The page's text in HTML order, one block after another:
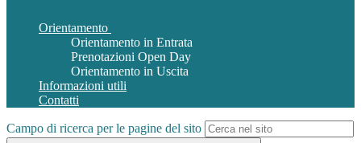
Orientamento
Orientamento in Entrata
Prenotazioni Open Day
Orientamento in Uscita
Informazioni utili
Contatti
Campo di ricerca per le pagine del sito